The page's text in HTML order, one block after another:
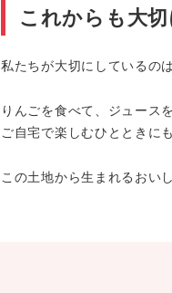
これからも大
私たちが大切にしているの
りんごを食べて、ジュース
ご自宅で楽しむひとときに
この土地から生まれるおい